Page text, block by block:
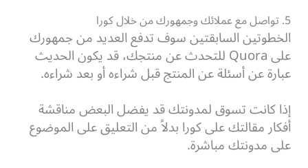
5. تواصل مع عملائك وجمهورك من خلال كورا
الخطوتين السابقتين سوف تدفع العديد من جمهورك
على Quora للتحدث عن منتجك، قد يكون الحديث
عبارة عن أسئلة عن المنتج قبل شراءه أو بعد شراءه.
إذا كانت تسوق لمدونتك قد يفضل البعض مناقشة
أفكار مقالتك على كورا بدلاً من التعليق على الموضوع
على مدونتك مباشرة.